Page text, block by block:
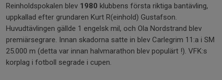
Reinholdspokalen blev 1980 klubbens första riktiga bantävling,
uppkallad efter grundaren Kurt R(einhold) Gustafson.
Huvudtävlingen gällde 1 engelsk mil, och Ola Nordstrand blev
premiärsegrare. Innan skadorna satte in blev Carlegrim 11:a i SM
25.000 m (detta var innan halvmarathon blev populärt !). VFK:s
korplag i fotboll segrade i cupen.